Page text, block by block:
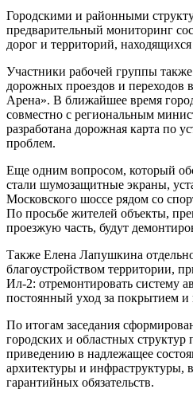
наследия
ЧМ-2018
Городскими и районными
предварительный мониторинг
дорог и территорий,
Участники рабочей группы
дорожных проездов и переходов
Арена». В ближайшее время
совместно с региональным
разработана дорожная карта по
проблем.
Еще одним вопросом, который
стали шумозащитные экраны,
Московского шоссе рядом со
По просьбе жителей объекты,
проезжую часть, будут
Также Елена Лапушкина
благоустройством территории,
Ил-2: отремонтировать систему
постоянный уход за покрытием и
По итогам заседания
городских и областных
приведению в надлежащее
архитектуры и инфраструктуры,
гарантийных обязательств.